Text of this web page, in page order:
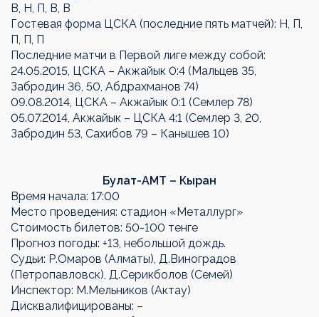
В, Н, П, В, В
Гостевая форма ЦСКА (последние пять матчей): Н, П,
П, П, П
Последние матчи в Первой лиге между собой:
24.05.2015, ЦСКА – Акжайык 0:4 (Мальцев 35,
Забродин 36, 50, Абдрахманов 74)
09.08.2014, ЦСКА – Акжайык 0:1 (Семлер 78)
05.07.2014, Акжайык – ЦСКА 4:1 (Семлер 3, 20,
Забродин 53, Сахибов 79 – Канышев 10)
Булат-АМТ – Кыран
Время начала: 17:00
Место проведения: стадион «Металлург»
Стоимость билетов: 50-100 тенге
Прогноз погоды: +13, небольшой дождь.
Судьи: Р.Омаров (Алматы), Д.Виноградов
(Петропавловск), Д.Серикболов (Семей)
Инспектор: М.Мельников (Актау)
Дисквалифицированы: –